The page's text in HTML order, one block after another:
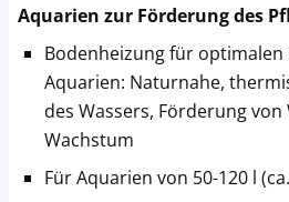
Aquarien zur Förderung des
Bodenheizung für optimalen
Aquarien: Naturnahe,
des Wassers, Förderung
Wachstum
Für Aquarien von 50-120 l